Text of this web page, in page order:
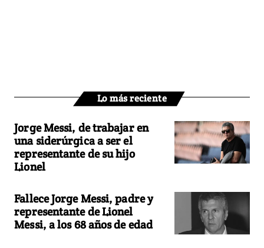
Lo más reciente
Jorge Messi, de trabajar en
una siderúrgica a ser el
representante de su hijo
Lionel
Fallece Jorge Messi, padre y
representante de Lionel
Messi, a los 68 años de edad